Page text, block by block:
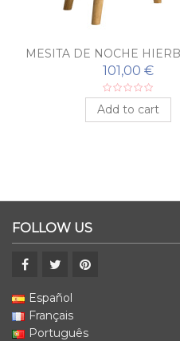
MESITA DE NOCHE
101,00 €
Add to cart
FOLLOW US
Español
Français
Português